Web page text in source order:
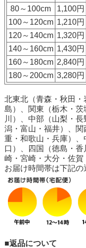
80～100cm
1,100円
100～120cm 1,210円
120～140cm 1,320円
140～160cm 1,430円
160～180cm 2,840円
180～200cm 3,280円
北東北（青森・秋田
島）、関東（栃木・
川）、中部（山梨・
潟・富山・福井）、
重・和歌山・兵庫）
口）、四国（徳島・
崎・宮崎・大分・佐賀
お届け時間帯は下記の
■返品について